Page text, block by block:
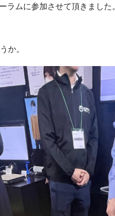
ラムに参加させて頂きました。
か。